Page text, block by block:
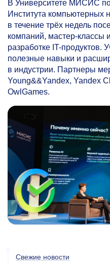
В Университете МИСИС
Института компьютерных
в течение трёх недель
компаний, мастер-классы
разработке IT-продуктов.
полезные навыки и
в индустрии. Партнеры
Young&&Yandex, Yandex
OwlGames.
Свежие новости